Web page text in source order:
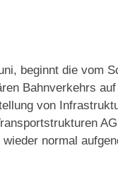
beginnt die vom
Bahnverkehrs
von
normal